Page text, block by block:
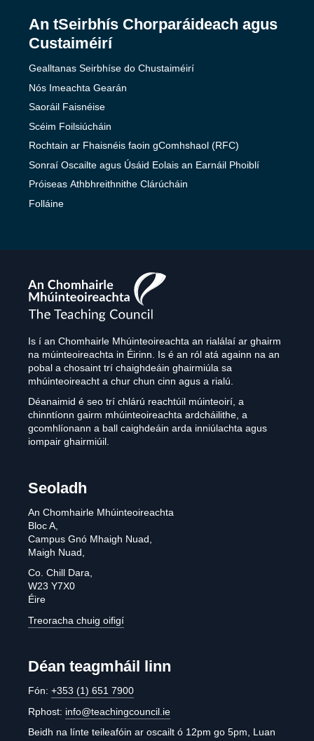
An tSeirbhís Chorparáideach agus
Custaiméirí
Gealltanas Seirbhíse do Chustaiméirí
Nós Imeachta Gearán
Saoráil Faisnéise
Scéim Foilsiúcháin
Rochtain ar Fhaisnéis faoin gComhshaol (RFC)
Sonraí Oscailte agus Úsáid Eolais an Earnáil Phoiblí
Próiseas Athbhreithnithe Clárúcháin
Folláine
The
Teaching
Council
Is í an Chomhairle Mhúinteoireachta an rialálaí ar ghairm
na múinteoireachta in Éirinn. Is é an ról atá againn na an
pobal a chosaint trí chaighdeáin ghairmiúla sa
mhúinteoireacht a chur chun cinn agus a rialú.
Déanaimid é seo trí chlárú reachtúil múinteoirí, a
chinntíonn gairm mhúinteoireachta ardcháilithe, a
gcomhlíonann a ball caighdeáin arda inniúlachta agus
iompair ghairmiúil.
Seoladh
An Chomhairle Mhúinteoireachta
Bloc A,
Campus Gnó Mhaigh Nuad,
Maigh Nuad,
Co. Chill Dara,
W23 Y7X0
Éire
Treoracha chuig oifigí
Déan teagmháil linn
Fón: +353 (1) 651 7900
Rphost: info@teachingcouncil.ie
Beidh na línte teileafóin ar oscailt ó 12pm go 5pm, Luan